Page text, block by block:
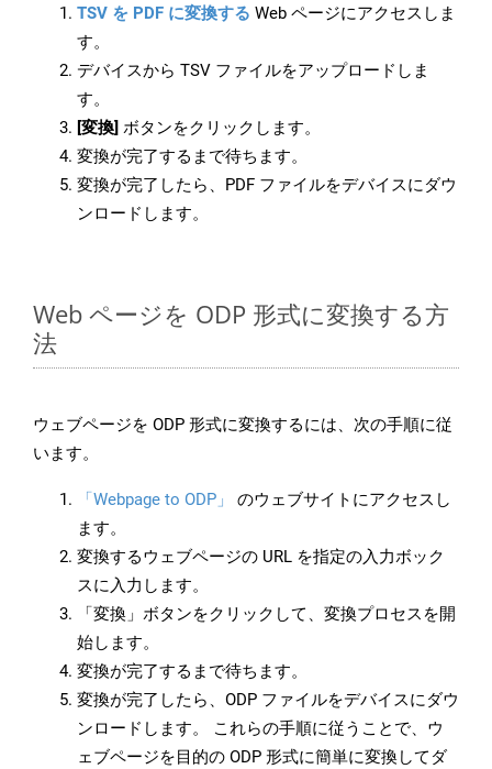
TSV を PDF に変換する Web ページにアクセスしま
す。
デバイスから TSV ファイルをアップロードしま
す。
[変換] ボタンをクリックします。
変換が完了するまで待ちます。
変換が完了したら、PDF ファイルをデバイスにダウ
ンロードします。
Web ページを ODP 形式に変換する方
法
ウェブページを ODP 形式に変換するには、次の手順に従
います。
「Webpage to ODP」
のウェブサイトにアクセスし
ます。
変換するウェブページの URL を指定の入力ボック
スに入力します。
「変換」ボタンをクリックして、変換プロセスを開
始します。
変換が完了するまで待ちます。
変換が完了したら、ODP ファイルをデバイスにダウ
ンロードします。 これらの手順に従うことで、ウ
ェブページを目的の ODP 形式に簡単に変換してダ